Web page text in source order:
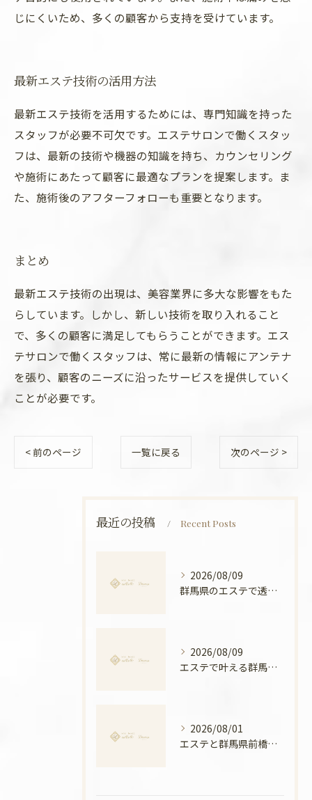
じにくいため、多くの顧客から支持を受けています。
最新エステ技術の活用方法
最新エステ技術を活用するためには、専門知識を持った
スタッフが必要不可欠です。エステサロンで働くスタッ
フは、最新の技術や機器の知識を持ち、カウンセリング
や施術にあたって顧客に最適なプランを提案します。ま
た、施術後のアフターフォローも重要となります。
まとめ
最新エステ技術の出現は、美容業界に多大な影響をもた
らしています。しかし、新しい技術を取り入れること
で、多くの顧客に満足してもらうことができます。エス
テサロンで働くスタッフは、常に最新の情報にアンテナ
を張り、顧客のニーズに沿ったサービスを提供していく
ことが必要です。
< 前のページ 一覧に戻る 次のページ >
最近の投稿 Recent Posts
2026/08/09
群馬県のエステで透明感アップするためのポイントと実感できる理由
2026/08/09
エステで叶える群馬県前橋市の美姿勢と全身バランスアップ徹底ガイド
2026/08/01
エステと群馬県前橋市ボディメンテナンス徹底比較と安心できる選び方ガイド